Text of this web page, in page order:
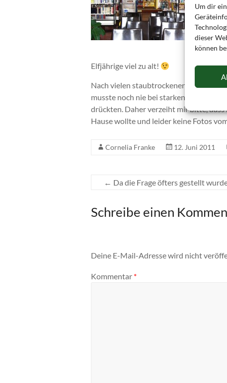
Um dir
dieser
können
Elfjährige viel zu alt!
Nach vielen staubtrockenen Wochen
musste noch nie bei starken Windböen
drückten. Daher verzeiht mir bitte,
Hause wollte und leider keine Fotos
Cornelia Franke 12. Juni 2011
← Da die Frage öfters gestellt
Schreibe einen
Deine E-Mail-Adresse wird nicht
Kommentar *